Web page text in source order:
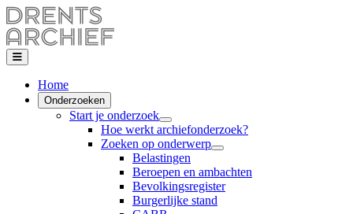
Home
Onderzoeken
Start je onderzoek
Hoe werkt archiefonderzoek?
Zoeken op onderwerp
Belastingen
Beroepen en ambachten
Bevolkingsregister
Burgerlijke stand